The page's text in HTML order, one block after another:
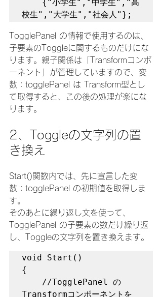
校生","大学生","社会人"};
TogglePanel の情報で使用するのは、
子要素のToggleに関するものだけにな
ります。親子関係は「Transformコンポ
ーネント」が管理していますので、変
数：togglePanel は Transform型とし
て取得すると、この後の処理が楽にな
ります。
2、Toggleの文字列の置
き換え
Start()関数内では、先に宣言した変
数：togglePanel の初期値を取得しま
す。
そのあとに繰り返し文を使って、
TogglePanel の子要素の数だけ繰り返
し、Toggleの文字列を置き換えます。
void Start()
{
Transformコンポーネントを